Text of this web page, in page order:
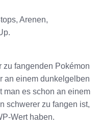
Arenen,
zu fangenden Pokémon
an einem dunkelgelben
man es schon an einem
schwerer zu fangen ist,
Wert haben.